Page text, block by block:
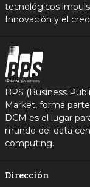
tecnológicos
Innovación y el
BPS (Business
Market, forma
DCM es el lugar
mundo del data
computing.
Dirección